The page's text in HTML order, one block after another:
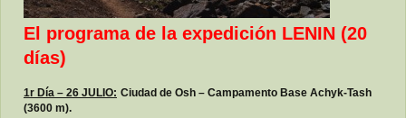
El programa de la expedición LENIN (20
días)
1r Día – 26 JULIO: Ciudad de Osh – Campamento Base Achyk-Tash
(3600 m).